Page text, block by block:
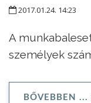
2017.01.24. 14:23
A
személyek
BŐVEBBEN ...